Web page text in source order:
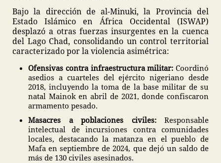
Bajo la dirección de al-Minuki, la Provincia del
Estado Islámico en África Occidental (ISWAP)
desplazó a otras fuerzas insurgentes en la cuenca
del Lago Chad, consolidando un control territorial
caracterizado por la violencia asimétrica:
Ofensivas contra infraestructura militar: Coordinó
asedios a cuarteles del ejército nigeriano desde
2018, incluyendo la toma de la base militar de su
natal Mainok en abril de 2021, donde confiscaron
armamento pesado.
Masacres a poblaciones civiles:Responsable
intelectual de incursiones contra comunidades
locales, destacando la matanza en el pueblo de
Mafa en septiembre de 2024, que dejó un saldo de
más de 130 civiles asesinados.